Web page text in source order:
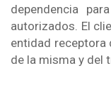
dependencia
autorizados. El
entidad
de la misma y del